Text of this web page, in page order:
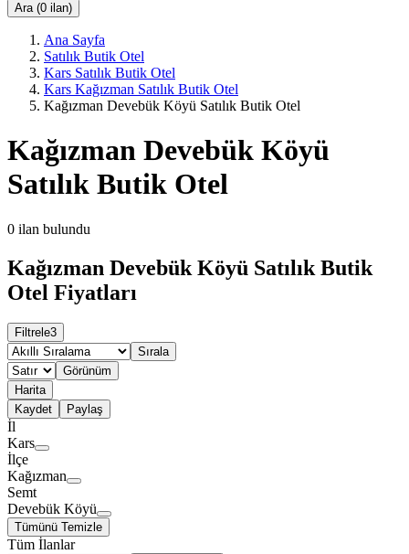
Ara (0 ilan)
Ana Sayfa
Satılık Butik Otel
Kars Satılık Butik Otel
Kars Kağızman Satılık Butik Otel
Kağızman Devebük Köyü Satılık Butik Otel
Kağızman Devebük Köyü
Satılık Butik Otel
0 ilan bulundu
Kağızman Devebük Köyü Satılık Butik
Otel Fiyatları
Filtrele3
Sırala
Görünüm
Harita
Kaydet
Paylaş
İl
Kars
İlçe
Kağızman
Semt
Devebük Köyü
Tümünü Temizle
Tüm İlanlar